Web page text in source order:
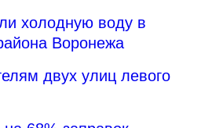
холодную воду в
Воронежа
двух улиц левого